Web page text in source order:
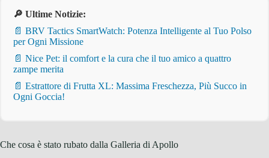
🔎 Ultime Notizie:
📄 BRV Tactics SmartWatch: Potenza Intelligente al Tuo Polso
per Ogni Missione
📄 Nice Pet: il comfort e la cura che il tuo amico a quattro
zampe merita
📄 Estrattore di Frutta XL: Massima Freschezza, Più Succo in
Ogni Goccia!
Che cosa è stato rubato dalla Galleria di Apollo